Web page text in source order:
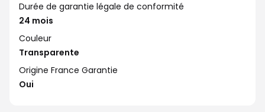
Durée de garantie légale de conformité
24 mois
Couleur
Transparente
Origine France Garantie
Oui